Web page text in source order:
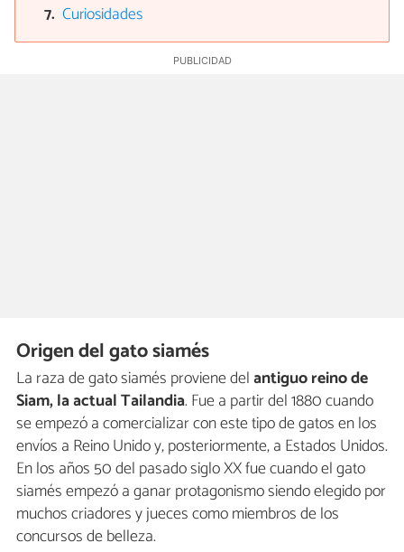
Curiosidades
Origen del gato siamés
La raza de gato siamés proviene delantiguo reino de
Siam, la actual Tailandia. Fue a partir del 1880 cuando
se empezó a comercializar con este tipo de gatos en los
envíos a Reino Unido y, posteriormente, a Estados Unidos.
En los años 50 del pasado siglo XX fue cuando el gato
siamés empezó a ganar protagonismo siendo elegido por
muchos criadores y jueces como miembros de los
concursos de belleza.